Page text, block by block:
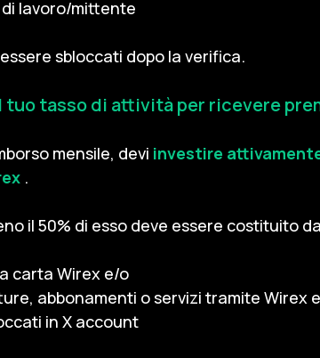
lavoro/mittente
sbloccati dopo la verifica.
tuo tasso di attività per ricevere
mensile, devi investire
.
il 50% di esso deve essere costituito
carta Wirex e/o
abbonamenti o servizi tramite Wirex
in X account